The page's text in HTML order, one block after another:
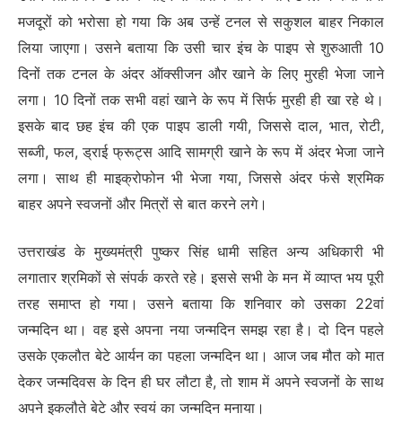
मजदूरों को भरोसा हो गया कि अब उन्हें टनल से सकुशल बाहर निकाल
लिया जाएगा। उसने बताया कि उसी चार इंच के पाइप से शुरुआती 10
दिनों तक टनल के अंदर ऑक्सीजन और खाने के लिए मुरही भेजा जाने
लगा। 10 दिनों तक सभी वहां खाने के रूप में सिर्फ मुरही ही खा रहे थे।
इसके बाद छह इंच की एक पाइप डाली गयी, जिससे दाल, भात, रोटी,
सब्जी, फल, ड्राई फ्रूट्स आदि सामग्री खाने के रूप में अंदर भेजा जाने
लगा। साथ ही माइक्रोफोन भी भेजा गया, जिससे अंदर फंसे श्रमिक
बाहर अपने स्वजनों और मित्रों से बात करने लगे।
उत्तराखंड के मुख्यमंत्री पुष्कर सिंह धामी सहित अन्य अधिकारी भी
लगातार श्रमिकों से संपर्क करते रहे। इससे सभी के मन में व्याप्त भय पूरी
तरह समाप्त हो गया। उसने बताया कि शनिवार को उसका 22वां
जन्मदिन था। वह इसे अपना नया जन्मदिन समझ रहा है। दो दिन पहले
उसके एकलौत बेटे आर्यन का पहला जन्मदिन था। आज जब मौत को मात
देकर जन्मदिवस के दिन ही घर लौटा है, तो शाम में अपने स्वजनों के साथ
अपने इकलौते बेटे और स्वयं का जन्मदिन मनाया।